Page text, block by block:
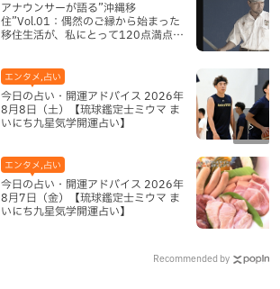
アナウンサーが語る”沖縄移
住”Vol.01：偶然のご縁から始まった
移住生活が、私にとって120点満点に
今日の占い・開運アドバイス 2026年
8月8日（土）【琉球鑑定士ミウマ ま
いにち九星気学開運占い】
エンタメ,占い
今日の占い・開運アドバイス 2026年
8月7日（金）【琉球鑑定士ミウマ ま
いにち九星気学開運占い】
エンタメ,占い
Recommended by